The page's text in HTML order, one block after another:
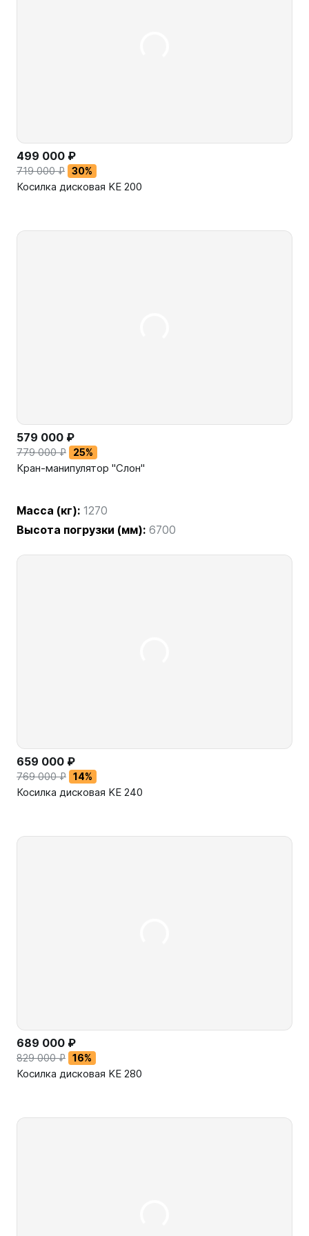
499 000 ₽
719 000 ₽ 30%
Косилка дисковая KE 200
579 000 ₽
779 000 ₽ 25%
Кран-манипулятор "Cлон"
Масса (кг): 1270
Высота погрузки (мм): 6700
659 000 ₽
769 000 ₽ 14%
Косилка дисковая KE 240
689 000 ₽
829 000 ₽ 16%
Косилка дисковая KE 280